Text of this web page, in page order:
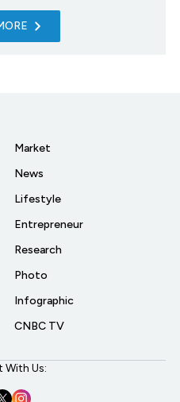
Market
News
Lifestyle
Entrepreneur
Research
Photo
Infographic
CNBC TV
With Us: